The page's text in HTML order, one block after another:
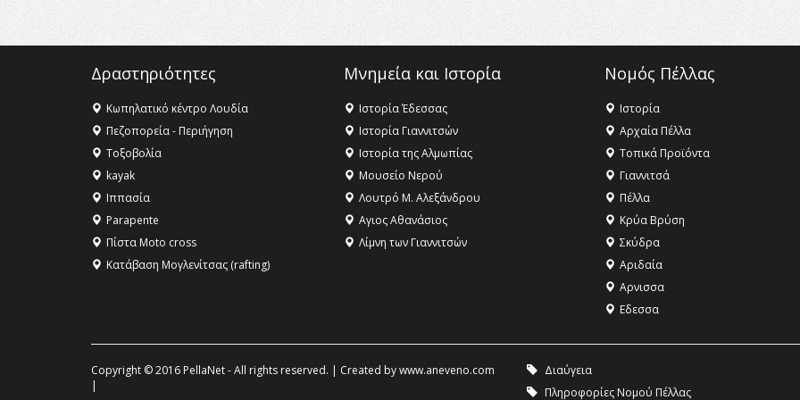
Δραστηριότητες
Κωπηλατικό κέντρο Λουδία
Πεζοπορεία - Περιήγηση
Τοξοβολία
kayak
Ιππασία
Parapente
Πίστα Moto cross
Κατάβαση Μογλενίτσας (rafting)
Μνημεία και Ιστορία
Ιστορία Έδεσσας
Ιστορία Γιαννιτσών
Ιστορία της Αλμωπίας
Μουσείο Νερού
Λουτρό Μ. Αλεξάνδρου
Αγιος Αθανάσιος
Λίμνη των Γιαννιτσών
Νομός Πέλλας
Ιστορία
Αρχαία Πέλλα
Τοπικά Προϊόντα
Γιαννιτσά
Πέλλα
Κρύα Βρύση
Σκύδρα
Αριδαία
Aρνισσα
Eδεσσα
Copyright © 2016 PellaNet - All rights reserved. | Created bywww.aneveno.com
|
Διαύγεια
Πληροφορίες Νομού Πέλλας